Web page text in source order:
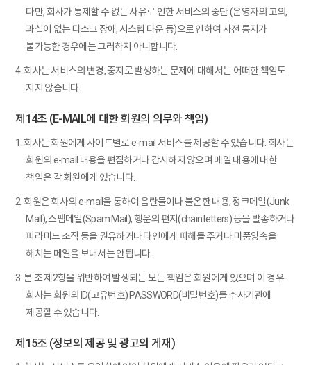
다만, 회사가 통제할 수 없는 사유로 인한 서비스의 중단 (운영자의 고의,
과실이 없는 디스크 장애, 시스템 다운 등)으로 인하여 사전 통지가
불가능한 경우에는 그러하지 아니합니다.
4. 회사는 서비스의 변경, 중지로 발생하는 문제에 대해서는 어떠한 책임도
지지 않습니다.
제14조 (E-MAIL에 대한 회원의 의무와 책임)
1. 회사는 회원에게 사이트별로 e-mail 서비스를 제공할 수 있습니다. 회사는
회원의 e-mail 내용을 편집하거나 감시하지 않으며 메일 내용에 대한
책임은 각 회원에게 있습니다.
2. 회원은 회사의 e-mail을 통하여 음란물이나 불온한 내용, 정크메일(Junk
Mail), 스팸메일(Spam Mail), 행운의 편지(chain letters) 등을 발송하거나
피라미드 조직 등을 권유하거나 타인에게 피해를 주거나 미풍양속을
해치는 메일을 보내서는 안됩니다.
3. 본 조 제2항을 위반하여 발생되는 모든 책임은 회원에게 있으며 이 경우
회사는 회원의 ID(고유번호) PASSWORD(비밀번호)를 수사기관에
제공할 수 있습니다.
제15조 (정보의 제공 및 광고의 게재)